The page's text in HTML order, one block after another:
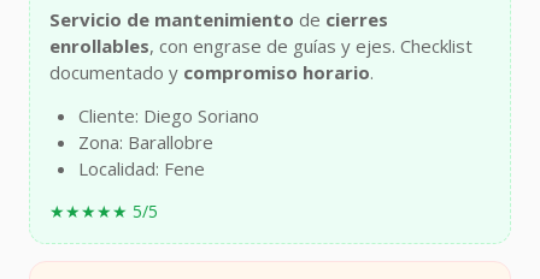
Servicio de mantenimiento de cierres
enrollables, con engrase de guías y ejes. Checklist
documentado y compromiso horario.
Cliente: Diego Soriano
Zona: Barallobre
Localidad: Fene
★★★★★ 5/5